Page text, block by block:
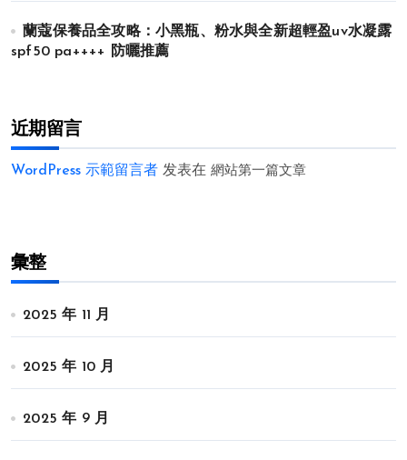
蘭蔻保養品全攻略：小黑瓶、粉水與全新超輕盈uv水凝露
spf50 pa++++ 防曬推薦
近期留言
WordPress 示範留言者 发表在 網站第一篇文章
彙整
2025 年 11 月
2025 年 10 月
2025 年 9 月